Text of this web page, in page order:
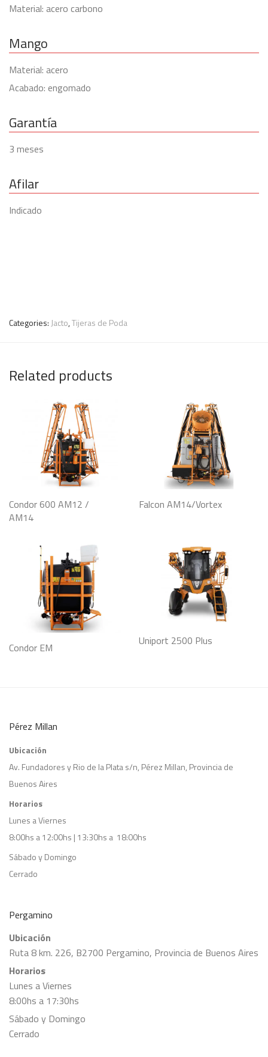
Material: acero carbono
Mango
Material: acero
Acabado: engomado
Garantía
3 meses
Afilar
Indicado
Categories: Jacto,Tijeras de Poda
Related products
Condor 600 AM12 /
AM14
Falcon AM14/Vortex
Condor EM Uniport 2500 Plus
Pérez Millan
Ubicación
Av. Fundadores y Rio de la Plata s/n, Pérez Millan, Provincia de
Buenos Aires
Horarios
Lunes a Viernes
8:00hs a 12:00hs | 13:30hs a 18:00hs
Sábado y Domingo
Cerrado
Pergamino
Ubicación
Ruta 8 km. 226, B2700 Pergamino, Provincia de Buenos Aires
Horarios
Lunes a Viernes
8:00hs a 17:30hs
Sábado y Domingo
Cerrado